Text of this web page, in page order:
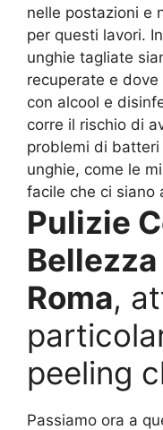
nelle postazioni e
per questi lavori.
unghie tagliate
recuperate e
con alcool e
corre il rischio di
problemi di
unghie, come le
facile che ci siano
Pulizie
Roma,
peeling
Passiamo ora a